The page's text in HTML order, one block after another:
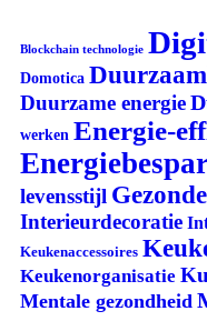
Blockchain technologie
Domotica
Duurzame energie
werken Energie-
levensstijl
Interieurdecoratie
Keukenaccessoires
Keukenorganisatie
Mentale gezondheid